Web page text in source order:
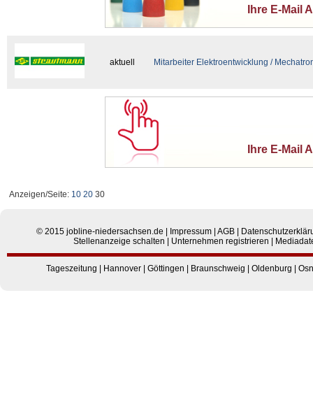
Ihre E-Mail
aktuell Mitarbeiter Elektroentwicklung /
Ihre E-Mail
Anzeigen/Seite: 10 20 30
© 2015 jobline-niedersachsen.de | Impressum | AGB |
Stellenanzeige schalten | Unternehmen registrieren |
Tageszeitung | Hannover | Göttingen | Braunschweig | Oldenburg |